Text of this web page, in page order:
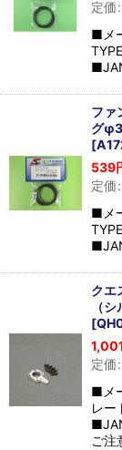
定価:
■メ
ファ
グ
[
539
定価:
■メ
クエ
（
[
定価:
■メ
レー
ご注